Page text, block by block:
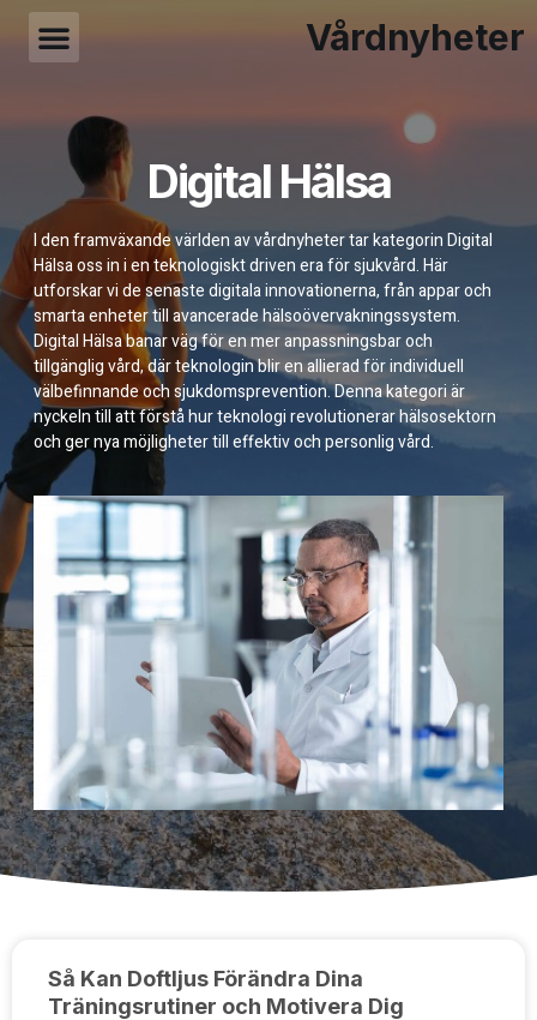
Vårdnyheter
Digital Hälsa
I den framväxande världen av vårdnyheter tar kategorin Digital
Hälsa oss in i en teknologiskt driven era för sjukvård. Här
utforskar vi de senaste digitala innovationerna, från appar och
smarta enheter till avancerade hälsoövervakningssystem.
Digital Hälsa banar väg för en mer anpassningsbar och
tillgänglig vård, där teknologin blir en allierad för individuell
välbefinnande och sjukdomsprevention. Denna kategori är
nyckeln till att förstå hur teknologi revolutionerar hälsosektorn
och ger nya möjligheter till effektiv och personlig vård.
Så Kan Doftljus Förändra Dina
Träningsrutiner och Motivera Dig